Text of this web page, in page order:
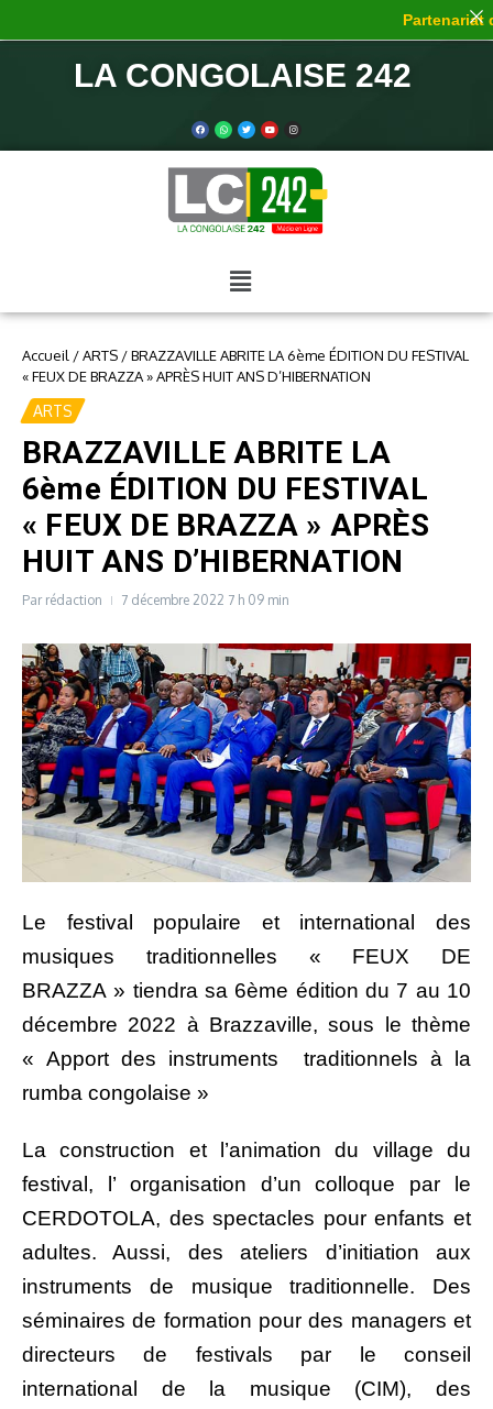
LA CONGOLAISE 242
Accueil /ARTS /BRAZZAVILLE ABRITE LA 6ème ÉDITION DU FESTIVAL
« FEUX DE BRAZZA » APRÈS HUIT ANS D’HIBERNATION
ARTS
BRAZZAVILLE ABRITE LA
6ème ÉDITION DU FESTIVAL
« FEUX DE BRAZZA » APRÈS
HUIT ANS D’HIBERNATION
Par rédaction 7 décembre 2022 7 h 09 min
Le festival populaire et international des
musiques traditionnelles « FEUX DE
BRAZZA » tiendra sa 6ème édition du 7 au 10
décembre 2022 à Brazzaville, sous le thème
« Apport des instruments traditionnels à la
rumba congolaise »
La construction et l’animation du village du
festival, l’ organisation d’un colloque par le
CERDOTOLA, des spectacles pour enfants et
adultes. Aussi, des ateliers d’initiation aux
instruments de musique traditionnelle. Des
séminaires de formation pour des managers et
directeurs de festivals par le conseil
international de la musique (CIM), des
Partenariat